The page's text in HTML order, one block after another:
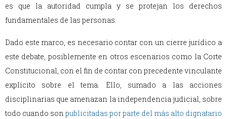
es que la autoridad cumpla y se protejan los derechos
fundamentales de las personas.
Dado este marco, es necesario contar con un cierre jurídico a
este debate, posiblemente en otros escenarios como la Corte
Constitucional, con el fin de contar con precedente vinculante
explícito sobre el tema. Ello, sumado a las acciones
disciplinarias que amenazan la independencia judicial, sobre
todo cuando son publicitadas por parte del más alto dignatario